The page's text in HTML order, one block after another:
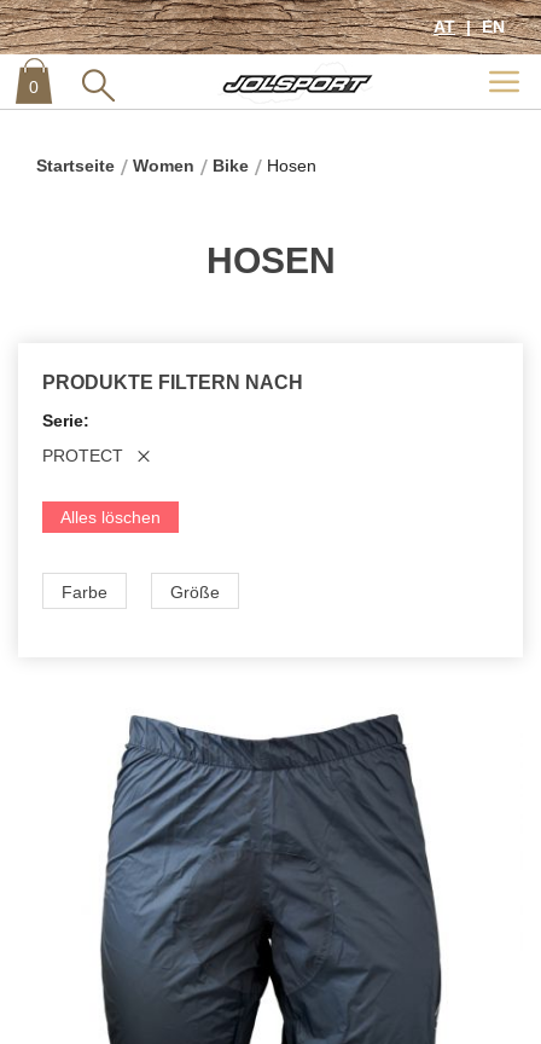
AT EN
00 item
Startseite Women Bike Hosen
HOSEN
PRODUKTE FILTERN NACH
Serie
PROTECT
Alles löschen
Farbe Größe